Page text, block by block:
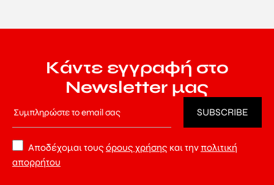
Αποδέχομαι τους όρους χρήσης και τηνπολιτική
απορρήτου
Κάντε εγγραφή στο
Newsletter μας